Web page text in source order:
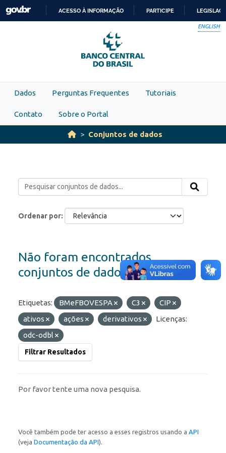
Skip to main content
PARA
O
CONTEÚDO
ACESSO À INFORMAÇÃO PARTICIPE
ENGLISH
Dados Perguntas Frequentes Tutoriais
Contato Sobre o Portal
Conjuntos de dados
Ordenar por
Não foram encontrados
conjuntos de dados
Etiquetas: BMeFBOVESPA C3
CIP
ativos
ações derivativos
Licenças:
odc-odbl
Filtrar Resultados
Por favor tente uma nova pesquisa.
Você também pode ter acesso a esses registros usando a API
(veja Documentação da API).